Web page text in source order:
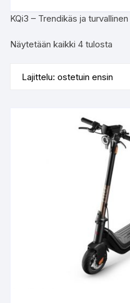
KQi3 – Trendikäs ja
Näytetään kaikki 4 tulosta